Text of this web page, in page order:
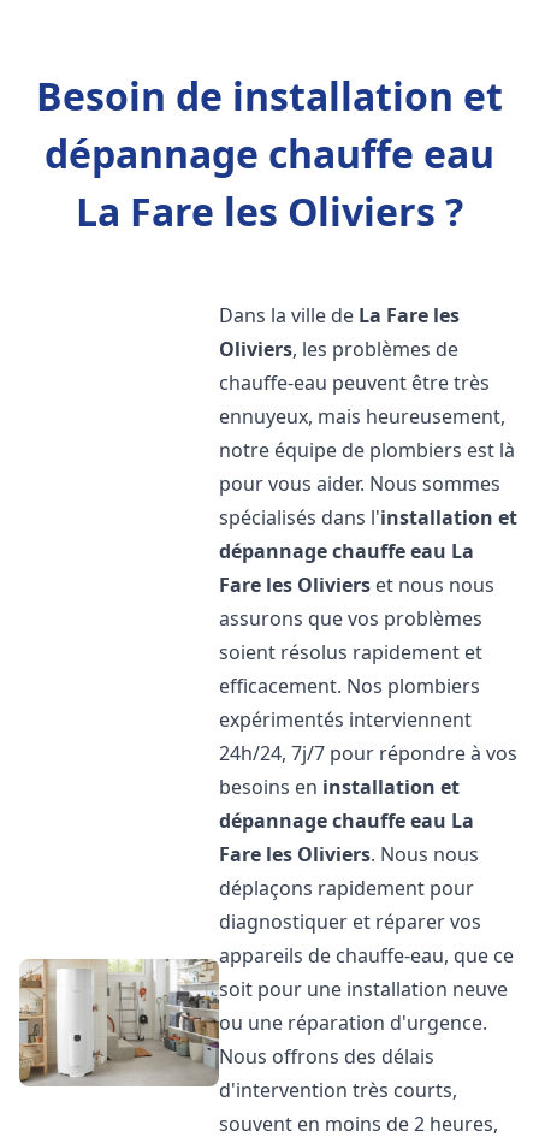
Besoin de installation et
dépannage chauffe eau
La Fare les Oliviers ?
Dans la ville de La Fare les
Oliviers, les problèmes de
chauffe-eau peuvent être très
ennuyeux, mais heureusement,
notre équipe de plombiers est là
pour vous aider. Nous sommes
spécialisés dans l'installation et
dépannage chauffe eau La
Fare les Oliviers et nous nous
assurons que vos problèmes
soient résolus rapidement et
efficacement. Nos plombiers
expérimentés interviennent
24h/24, 7j/7 pour répondre à vos
besoins en installation et
dépannage chauffe eau La
Fare les Oliviers. Nous nous
déplaçons rapidement pour
diagnostiquer et réparer vos
appareils de chauffe-eau, que ce
soit pour une installation neuve
ou une réparation d'urgence.
Nous offrons des délais
d'intervention très courts,
souvent en moins de 2 heures,